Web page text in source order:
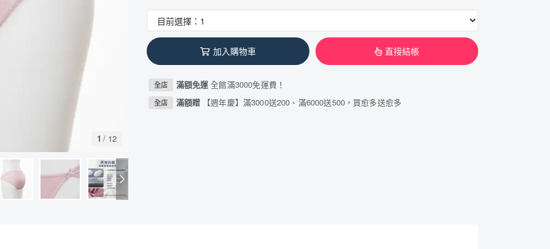
1 / 12
加入購物車 直接結帳
全店 滿額免運全館滿3000免運費！
全店 滿額贈 【週年慶】滿3000送200、滿6000送500，買愈多送愈多